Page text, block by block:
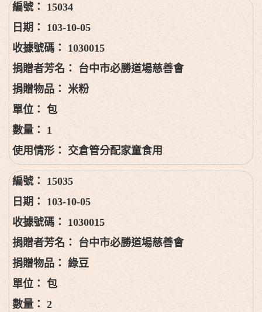
15034
103-10-05
1030015
台中市必勝道場慈善會
米粉
包
1
交倉管分配家童食用
15035
103-10-05
1030015
台中市必勝道場慈善會
綠豆
包
2